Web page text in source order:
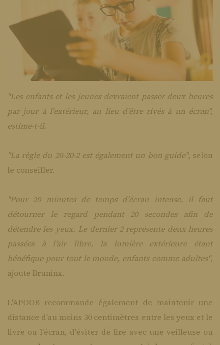
"Les enfants et les jeunes devraient passer deux heures
par jour à l'extérieur, au lieu d'être rivés à un écran",
estime-t-il.
"La règle du 20-20-2 est également un bon guide", selon
le conseiller.
"Pour 20 minutes de temps d'écran intense, il faut
détourner le regard pendant 20 secondes afin de
détendre les yeux. Le dernier 2 représente deux heures
passées à l’air libre, la lumière extérieure étant
bénéfique pour tout le monde, enfants comme adultes",
ajoute Bruninx.
L'APOOB recommande également de maintenir une
distance d'au moins 30 centimètres entre les yeux et le
livre ou l'écran, d'éviter de lire avec une veilleuse ou